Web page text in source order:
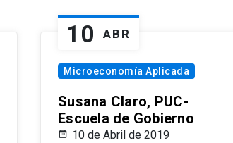
10 ABR
Microeconomía Aplicada
Susana Claro, PUC-
Escuela de Gobierno
10 de Abril de 2019